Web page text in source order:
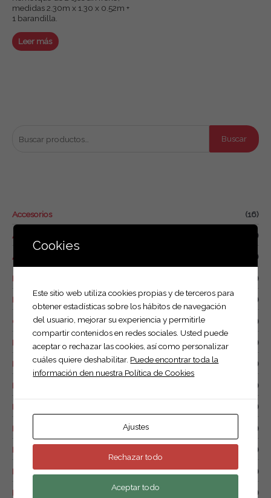
r
p
:
Buscar
Accesorios (16)
Alquiler (1)
Anuncios y trípodes (1)
Basculantes (7)
Food trucks (4)
Otros remolques (6)
Plataformas (18)
Portabicicletas (1)
Remolque caja abierta de 1 eje (12)
Remolque caja abierta doble eje. (20)
Remolque caja cerrada (10)
Remolque de combustible (0)
Remolque náutico (1)
Remolque para drones (2)
medidas 2.30m x 1.30 x 0.52m +
1 barandilla.
Leer más
Cookies
Este sitio web utiliza cookies propias y de terceros para
obtener estadísticas sobre los hábitos de navegación
del usuario, mejorar su experiencia y permitirle
compartir contenidos en redes sociales. Usted puede
aceptar o rechazar las cookies, así como personalizar
cuáles quiere deshabilitar. Puede encontrar toda la
información den nuestra Política de Cookies
Ajustes
Rechazar todo
Aceptar todo